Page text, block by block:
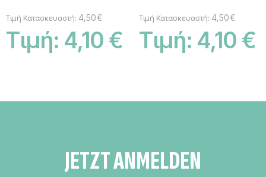
Τιμή Κατασκευαστή: 4,50€
Τιμή: 4,10 €
Τιμή Κατασκευαστή: 4,50€
Τιμή: 4,10 €
JETZT ANMELDEN